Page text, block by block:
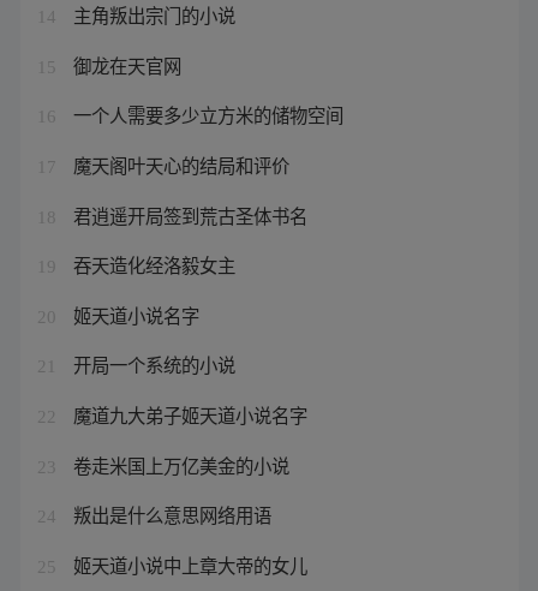
14 主角叛出宗门的小说
15 御龙在天官网
16 一个人需要多少立方米的储物空间
17 魔天阁叶天心的结局和评价
18 君逍遥开局签到荒古圣体书名
19 吞天造化经洛毅女主
20 姬天道小说名字
21 开局一个系统的小说
22 魔道九大弟子姬天道小说名字
23 卷走米国上万亿美金的小说
24 叛出是什么意思网络用语
25 姬天道小说中上章大帝的女儿